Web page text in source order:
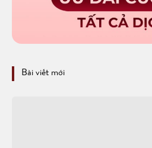
Bài viết mới